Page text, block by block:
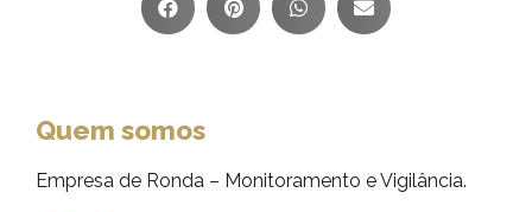
Quem somos
Empresa de Ronda – Monitoramento e Vigilância.